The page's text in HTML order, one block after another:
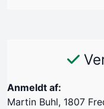
Anmeldt af:
Martin Buhl, 1807